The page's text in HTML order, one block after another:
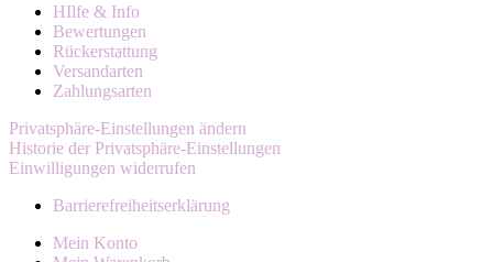
HIlfe & Info
Bewertungen
Rückerstattung
Versandarten
Zahlungsarten
Privatsphäre-Einstellungen ändern
Historie der Privatsphäre-Einstellungen
Einwilligungen widerrufen
Barrierefreiheitserklärung
Mein Konto